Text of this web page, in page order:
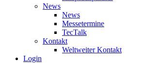
News
News
Messetermine
TecTalk
Kontakt
Weltweiter Kontakt
Login